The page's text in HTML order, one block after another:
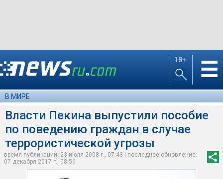
18+ ☰
В МИРЕ
Власти Пекина выпустили пособие
по поведению граждан в случае
террористической угрозы
время публикации: 23 июля 2008 г., 07:43 | последнее обновление:
07 декабря 2017 г., 08:56